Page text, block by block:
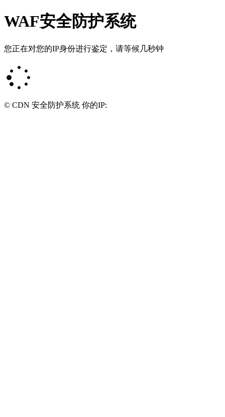
WAF安全防护系统
您正在对您的IP身份进行鉴定，请等候几秒钟
© CDN 安全防护系统 你的IP: